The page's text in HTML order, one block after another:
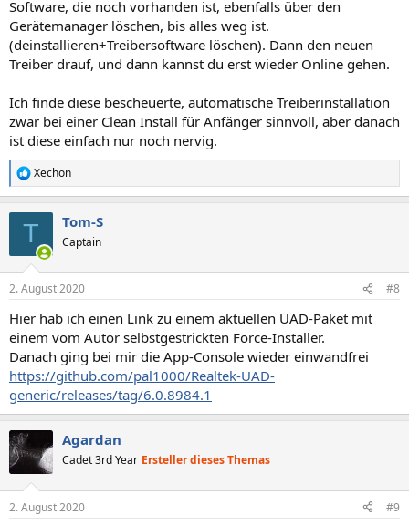
Software, die noch vorhanden ist, ebenfalls über den
Gerätemanager löschen, bis alles weg ist.
(deinstallieren+Treibersoftware löschen). Dann den neuen
Treiber drauf, und dann kannst du erst wieder Online gehen.
Ich finde diese bescheuerte, automatische Treiberinstallation
zwar bei einer Clean Install für Anfänger sinnvoll, aber danach
ist diese einfach nur noch nervig.
R
e
e
:
Xechon
T Tom-S
Captain
2. August 2020 #8
Hier hab ich einen Link zu einem aktuellen UAD-Paket mit
einem vom Autor selbstgestrickten Force-Installer.
Danach ging bei mir die App-Console wieder einwandfrei
https://github.com/pal1000/Realtek-UAD-
generic/releases/tag/6.0.8984.1
Agardan
Cadet 3rd Year Ersteller dieses Themas
2. August 2020 #9